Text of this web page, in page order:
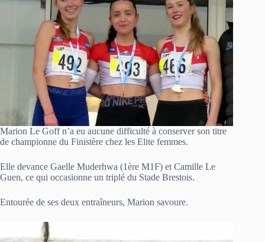
Marion Le Goff n’a eu aucune difficulté à conserver son titre
de championne du Finistère chez les Elite femmes.
Elle devance Gaelle Muderhwa (1ère M1F) et Camille Le
Guen, ce qui occasionne un triplé du Stade Brestois.
Entourée de ses deux entraîneurs, Marion savoure.